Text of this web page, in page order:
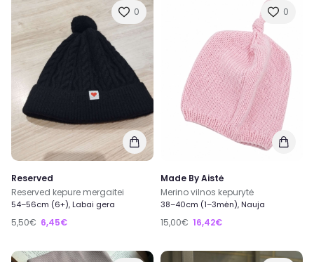
0
Reserved
Reserved kepure mergaitei
54–56cm (6+), Labai gera
5,50€ 6,45€
0
Made By Aistė
Merino vilnos kepurytė
38–40cm (1–3mėn), Nauja
15,00€ 16,42€